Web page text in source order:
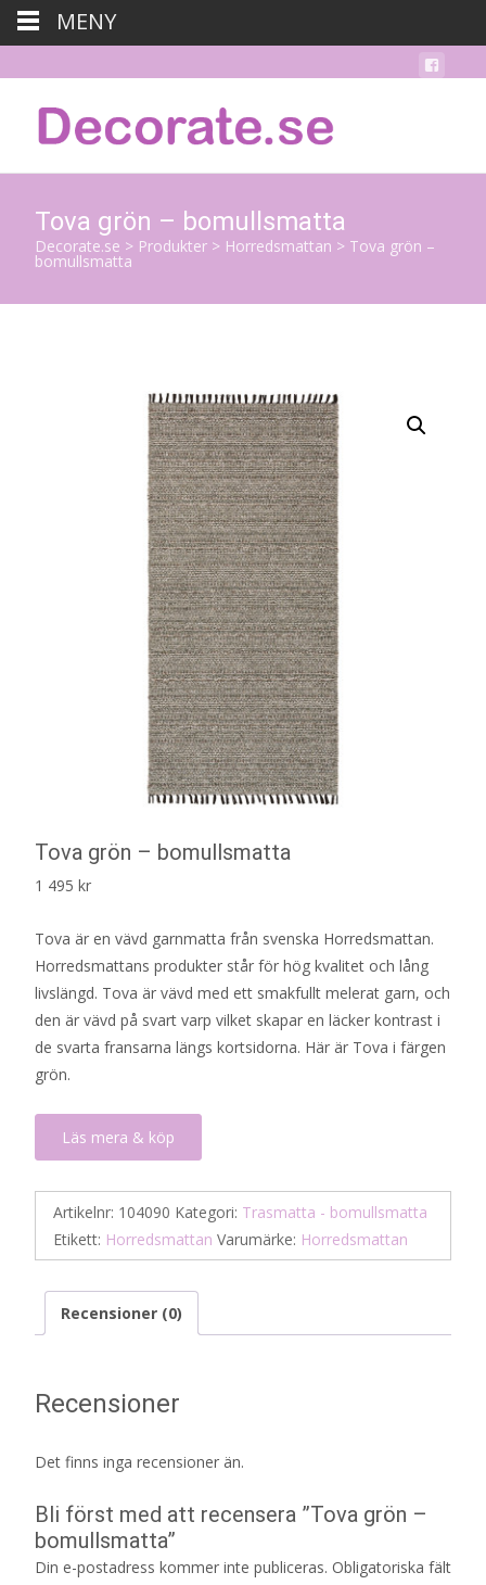
Tova grön – bomullsmatta
Decorate.se > Produkter > Horredsmattan > Tova grön –
bomullsmatta
Tova grön – bomullsmatta
1 495 kr
Tova är en vävd garnmatta från svenska Horredsmattan.
Horredsmattans produkter står för hög kvalitet och lång
livslängd. Tova är vävd med ett smakfullt melerat garn, och
den är vävd på svart varp vilket skapar en läcker kontrast i
de svarta fransarna längs kortsidorna. Här är Tova i färgen
grön.
Läs mera & köp
Artikelnr: 104090 Kategori: Trasmatta - bomullsmatta
Etikett: Horredsmattan Varumärke: Horredsmattan
Recensioner (0)
Recensioner
Det finns inga recensioner än.
Bli först med att recensera ”Tova grön –
bomullsmatta”
Din e-postadress kommer inte publiceras. Obligatoriska fält
MENY